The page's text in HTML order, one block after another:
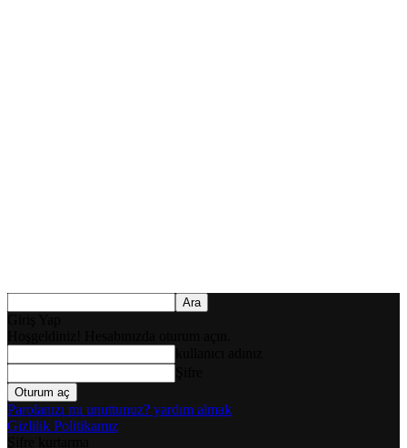
Parolanızı mı unuttunuz? yardım almak
Gizlilik Politikamız